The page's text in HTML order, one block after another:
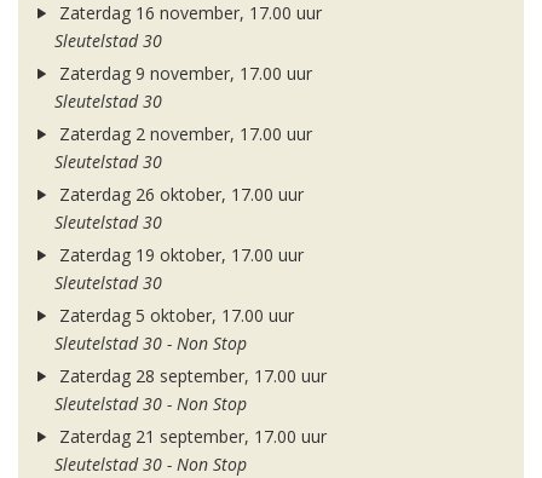
Zaterdag 16 november, 17.00 uur
Sleutelstad 30
Zaterdag 9 november, 17.00 uur
Sleutelstad 30
Zaterdag 2 november, 17.00 uur
Sleutelstad 30
Zaterdag 26 oktober, 17.00 uur
Sleutelstad 30
Zaterdag 19 oktober, 17.00 uur
Sleutelstad 30
Zaterdag 5 oktober, 17.00 uur
Sleutelstad 30 - Non Stop
Zaterdag 28 september, 17.00 uur
Sleutelstad 30 - Non Stop
Zaterdag 21 september, 17.00 uur
Sleutelstad 30 - Non Stop